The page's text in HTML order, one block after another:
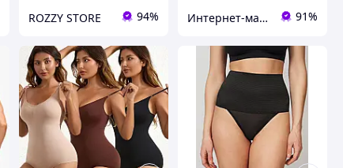
ROZZY STORE 94% Интернет-магазин товаров для дома "OptMisto" 91%